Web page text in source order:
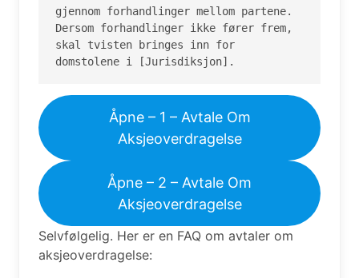
gjennom forhandlinger mellom partene.
Dersom forhandlinger ikke fører frem,
skal tvisten bringes inn for
domstolene i [Jurisdiksjon].
Åpne – 1 – Avtale Om
Aksjeoverdragelse
Åpne – 2 – Avtale Om
Aksjeoverdragelse
Selvfølgelig. Her er en FAQ om avtaler om
aksjeoverdragelse: